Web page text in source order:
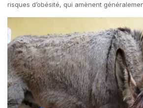
risques d’obésité, qui amènent